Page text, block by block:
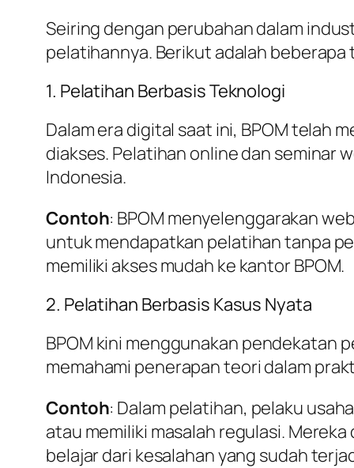
Seiring dengan perubahan dalam
pelatihannya. Berikut adalah
1. Pelatihan Berbasis Teknologi
Dalam era digital saat ini, BPOM telah
diakses. Pelatihan online dan seminar
Indonesia.
Contoh: BPOM menyelenggarakan
untuk mendapatkan pelatihan tanpa
memiliki akses mudah ke kantor BPOM.
2. Pelatihan Berbasis Kasus Nyata
BPOM kini menggunakan pendekatan
memahami penerapan teori dalam
Contoh: Dalam pelatihan, pelaku
atau memiliki masalah regulasi.
belajar dari kesalahan yang sudah